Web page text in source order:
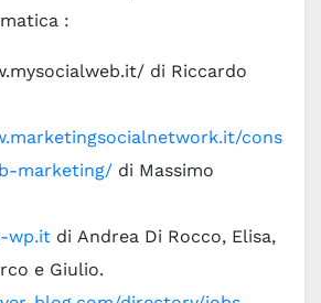
:
di Riccardo
cons
marketing/ di Massimo
wp.it di Andrea Di Rocco, Elisa,
e Giulio.